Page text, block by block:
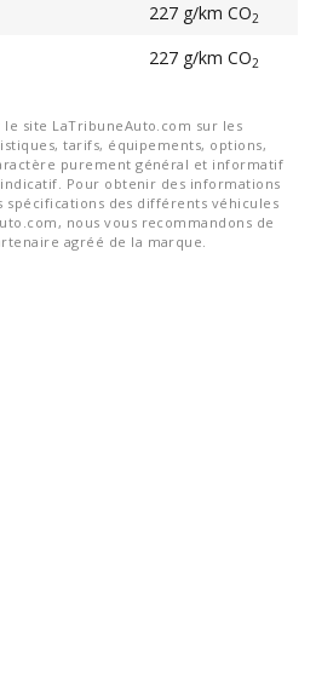
227 g/km CO2
227 g/km CO2
site LaTribuneAuto.com sur les
tarifs, équipements, options,
purement général et informatif
Pour obtenir des informations
spécifications des différents véhicules
nous vous recommandons de
agréé de la marque.